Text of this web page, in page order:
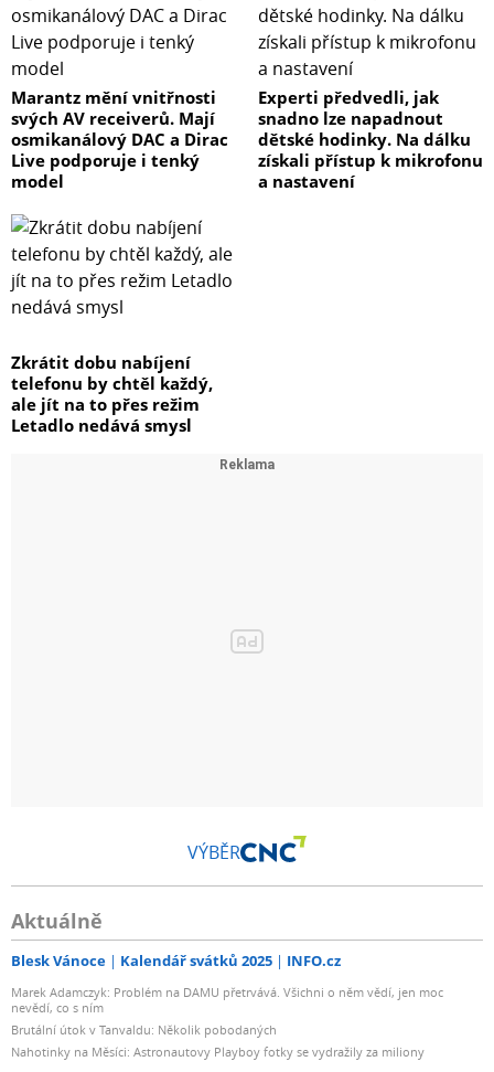
Marantz mění vnitřnosti
svých AV receiverů. Mají
osmikanálový DAC a Dirac
Live podporuje i tenký
model
Experti předvedli, jak
snadno lze napadnout
dětské hodinky. Na dálku
získali přístup k mikrofonu
a nastavení
Zkrátit dobu nabíjení
telefonu by chtěl každý,
ale jít na to přes režim
Letadlo nedává smysl
VÝBĚR
Aktuálně
Blesk Vánoce Kalendář svátků 2025 INFO.cz
Marek Adamczyk: Problém na DAMU přetrvává. Všichni o něm vědí, jen moc
nevědí, co s ním
Brutální útok v Tanvaldu: Několik pobodaných
Nahotinky na Měsíci: Astronautovy Playboy fotky se vydražily za miliony